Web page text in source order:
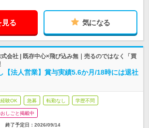
見る 気になる
会社 | 既存中心×飛び込み無｜売るのではなく「買
【法人営業】賞与実績5.6か月/18時には退社
験OK 急募 転勤なし 学歴不問
しごと掲載中
終了予定日： 2026/09/14